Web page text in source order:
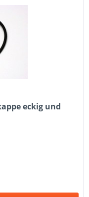
eckig und